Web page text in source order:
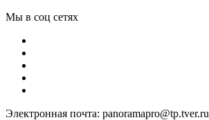
Мы в соц сетях
Электронная почта: panoramapro@tp.tver.ru